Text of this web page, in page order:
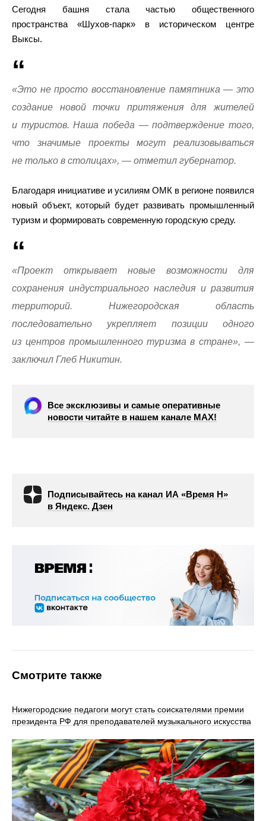
Сегодня башня стала частью общественного
пространства «Шухов-парк» в историческом центре
Выксы.
«Это не просто восстановление памятника — это
создание новой точки притяжения для жителей
и туристов. Наша победа — подтверждение того,
что значимые проекты могут реализовываться
не только в столицах», — отметил губернатор.
Благодаря инициативе и усилиям ОМК в регионе появился
новый объект, который будет развивать промышленный
туризм и формировать современную городскую среду.
«Проект открывает новые возможности для
сохранения индустриального наследия и развития
территорий. Нижегородская область
последовательно укрепляет позиции одного
из центров промышленного туризма в стране», —
заключил Глеб Никитин.
Все эксклюзивы и самые оперативные
новости читайте в нашем канале МАХ!
Подписывайтесь на канал ИА «Время Н»
в Яндекс. Дзен
Смотрите также
Нижегородские педагоги могут стать соискателями премии
президента РФ для преподавателей музыкального искусства